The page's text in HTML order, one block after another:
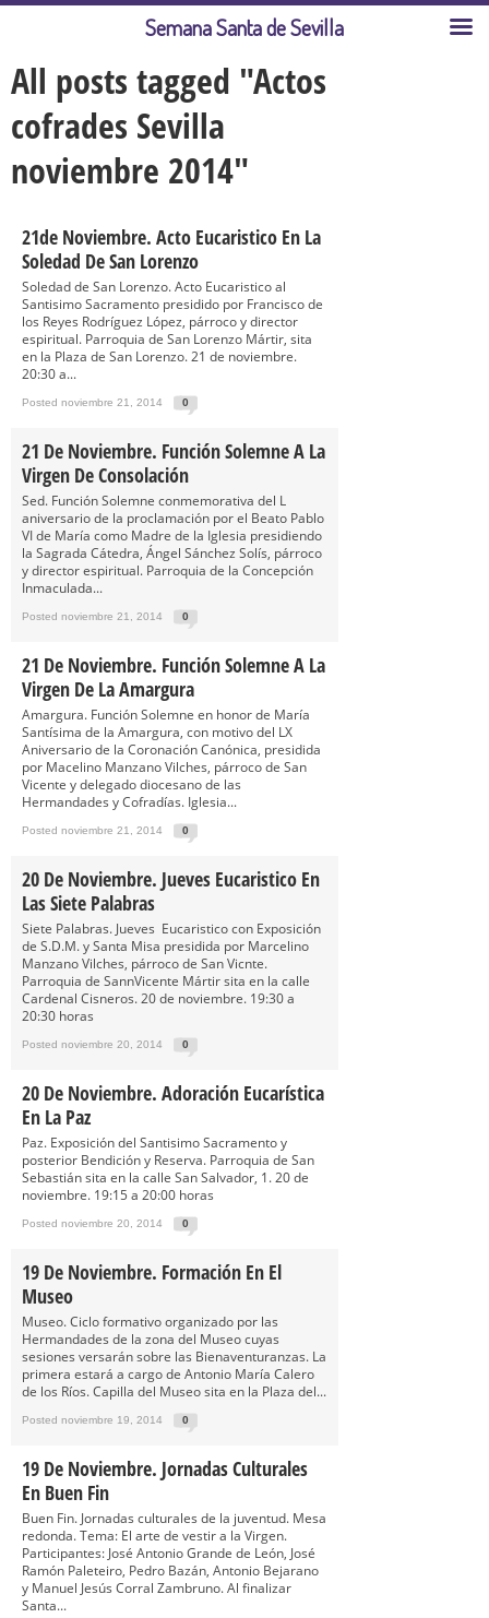
All posts tagged "Actos
cofrades Sevilla
noviembre 2014"
21de Noviembre. Acto Eucaristico En La
Soledad De San Lorenzo
Soledad de San Lorenzo. Acto Eucaristico al
Santisimo Sacramento presidido por Francisco de
los Reyes Rodríguez López, párroco y director
espiritual. Parroquia de San Lorenzo Mártir, sita
en la Plaza de San Lorenzo. 21 de noviembre.
20:30 a...
Posted noviembre 21, 2014 0
21 De Noviembre. Función Solemne A La
Virgen De Consolación
Sed. Función Solemne conmemorativa del L
aniversario de la proclamación por el Beato Pablo
VI de María como Madre de la Iglesia presidiendo
la Sagrada Cátedra, Ángel Sánchez Solís, párroco
y director espiritual. Parroquia de la Concepción
Inmaculada...
Posted noviembre 21, 2014 0
21 De Noviembre. Función Solemne A La
Virgen De La Amargura
Amargura. Función Solemne en honor de María
Santísima de la Amargura, con motivo del LX
Aniversario de la Coronación Canónica, presidida
por Macelino Manzano Vilches, párroco de San
Vicente y delegado diocesano de las
Hermandades y Cofradías. Iglesia...
Posted noviembre 21, 2014 0
20 De Noviembre. Jueves Eucaristico En
Las Siete Palabras
Siete Palabras. Jueves Eucaristico con Exposición
de S.D.M. y Santa Misa presidida por Marcelino
Manzano Vilches, párroco de San Vicnte.
Parroquia de SannVicente Mártir sita en la calle
Cardenal Cisneros. 20 de noviembre. 19:30 a
20:30 horas
Posted noviembre 20, 2014 0
20 De Noviembre. Adoración Eucarística
En La Paz
Paz. Exposición del Santisimo Sacramento y
posterior Bendición y Reserva. Parroquia de San
Sebastián sita en la calle San Salvador, 1. 20 de
noviembre. 19:15 a 20:00 horas
Posted noviembre 20, 2014 0
19 De Noviembre. Formación En El
Museo
Museo. Ciclo formativo organizado por las
Hermandades de la zona del Museo cuyas
sesiones versarán sobre las Bienaventuranzas. La
primera estará a cargo de Antonio María Calero
de los Ríos. Capilla del Museo sita en la Plaza del...
Posted noviembre 19, 2014 0
19 De Noviembre. Jornadas Culturales
En Buen Fin
Buen Fin. Jornadas culturales de la juventud. Mesa
redonda. Tema: El arte de vestir a la Virgen.
Participantes: José Antonio Grande de León, José
Ramón Paleteiro, Pedro Bazán, Antonio Bejarano
y Manuel Jesús Corral Zambruno. Al finalizar
Santa...
Semana Santa de Sevilla